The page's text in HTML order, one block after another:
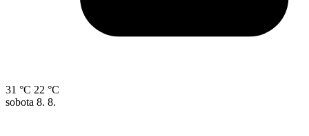
31 °C 22 °C
sobota 8. 8.